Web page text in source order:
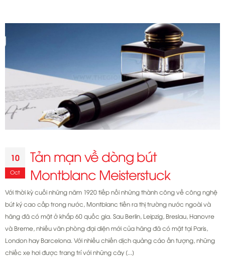
cũ,
10
Oct
Tản mạn về dòng bút
Montblanc Meisterstuck
Với thời kỳ cuối những năm 1920 tiếp nối những thành công về công nghệ
bút ký cao cấp trong nước, Montblanc tiến ra thị trường nước ngoài và
hãng đã có mặt ở khắp 60 quốc gia. Sau Berlin, Leipzig, Breslau, Hanovre
và Breme, nhiều văn phòng đại diện mới của hãng đã có mặt tại Paris,
London hay Barcelona. Với nhiều chiến dịch quảng cáo ấn tượng, những
chiếc xe hơi được trang trí với những cây [...]